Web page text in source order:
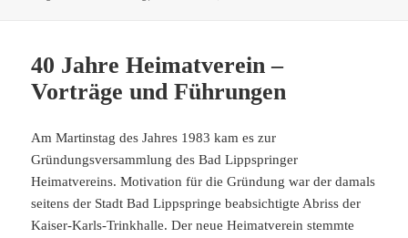
40 Jahre Heimatverein –
Vorträge und Führungen
Am Martinstag des Jahres 1983 kam es zur
Gründungsversammlung des Bad Lippspringer
Heimatvereins. Motivation für die Gründung war der damals
seitens der Stadt Bad Lippspringe beabsichtigte Abriss der
Kaiser-Karls-Trinkhalle. Der neue Heimatverein stemmte